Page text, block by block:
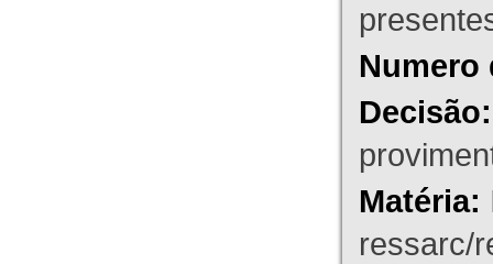
Numero
Decisão:
Matéria:
ressarc/